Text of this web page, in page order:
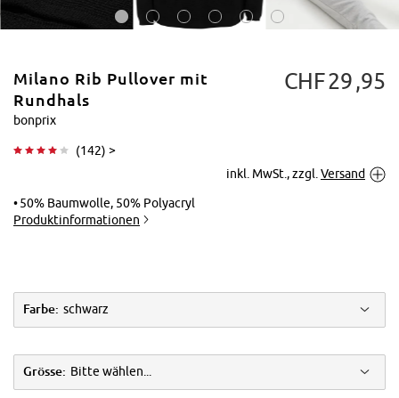
Vergrößern
Milano Rib Pullover mit
Rundhals
bonprix
(142) >
CHF29 95
inkl. MwSt., zzgl. Versand
50% Baumwolle, 50% Polyacryl
Produktinformationen
Farbe: schwarz
Grösse: Bitte wählen...